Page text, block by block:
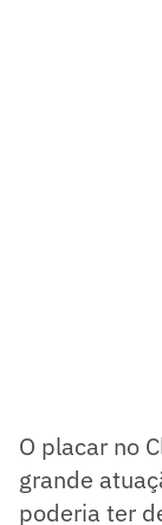
O placar no
grande
poderia ter